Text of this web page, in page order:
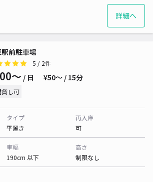
詳細へ
前駐車場
5 / 2件
〜 / 日 ¥50〜 / 15分
貸し可
タイプ
平置き
再入庫
可
車幅
190cm 以下
高さ
制限なし